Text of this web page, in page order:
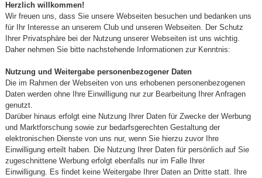
Herzlich willkommen!
Wir freuen uns, dass Sie unsere Webseiten besuchen und bedanken uns
für Ihr Interesse an unserem Club und unseren Webseiten. Der Schutz
Ihrer Privatsphäre bei der Nutzung unserer Webseiten ist uns wichtig.
Daher nehmen Sie bitte nachstehende Informationen zur Kenntnis:
Nutzung und Weitergabe personenbezogener Daten
Die im Rahmen der Webseiten von uns erhobenen personenbezogenen
Daten werden ohne Ihre Einwilligung nur zur Bearbeitung Ihrer Anfragen
genutzt.
Darüber hinaus erfolgt eine Nutzung Ihrer Daten für Zwecke der Werbung
und Marktforschung sowie zur bedarfsgerechten Gestaltung der
elektronischen Dienste von uns nur, wenn Sie hierzu zuvor Ihre
Einwilligung erteilt haben. Die Nutzung Ihrer Daten für persönlich auf Sie
zugeschnittene Werbung erfolgt ebenfalls nur im Falle Ihrer
Einwilligung. Es findet keine Weitergabe Ihrer Daten an Dritte statt. Ihre